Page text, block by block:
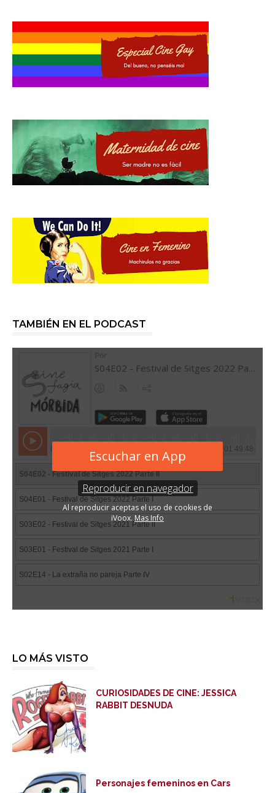
TAMBIÉN EN EL PODCAST
LO MÁS VISTO
CURIOSIDADES DE CINE: JESSICA
RABBIT DESNUDA
Personajes femeninos en Cars